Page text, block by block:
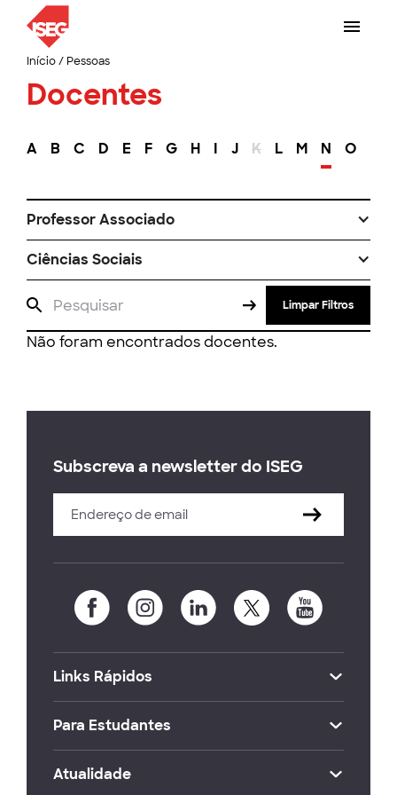
Início/ Pessoas
Docentes
A B C D E F G H I J K L M N O
Professor Associado
Ciências Sociais
Limpar Filtros
Não foram encontrados docentes.
Subscreva a newsletter do ISEG
Links Rápidos
Para Estudantes
Atualidade